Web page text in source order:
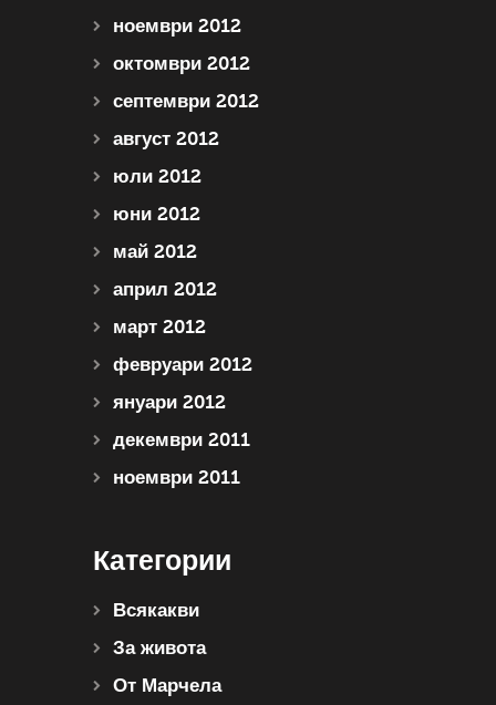
ноември 2012
октомври 2012
септември 2012
август 2012
юли 2012
юни 2012
май 2012
април 2012
март 2012
февруари 2012
януари 2012
декември 2011
ноември 2011
Категории
Всякакви
За живота
От Марчела